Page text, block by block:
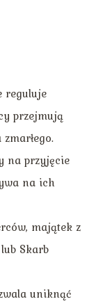
reguluje
przejmują
na przyjęcie
na ich
majątek z
Skarb
uniknąć